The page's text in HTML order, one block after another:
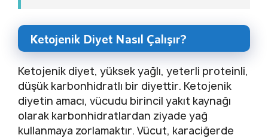
Ketojenik Diyet Nasıl Çalışır?
Ketojenik diyet, yüksek yağlı, yeterli proteinli,
düşük karbonhidratlı bir diyettir. Ketojenik
diyetin amacı, vücudu birincil yakıt kaynağı
olarak karbonhidratlardan ziyade yağ
kullanmaya zorlamaktır. Vücut, karaciğerde